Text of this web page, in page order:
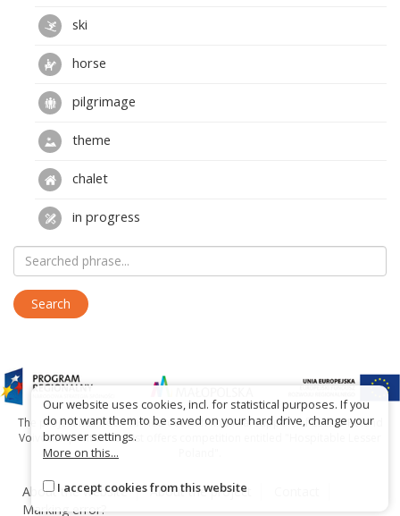
ski
horse
pilgrimage
theme
chalet
in progress
The project has been carried out with financial support of Lesser Poland
Voivodship within tourist offers competition entitled "Hospitable Lesser
About the website About the project
Marking error?
Our website uses cookies, incl. for statistical purposes. If you
do not want them to be saved on your hard drive, change your
browser settings.
More on this...
I accept cookies from this website